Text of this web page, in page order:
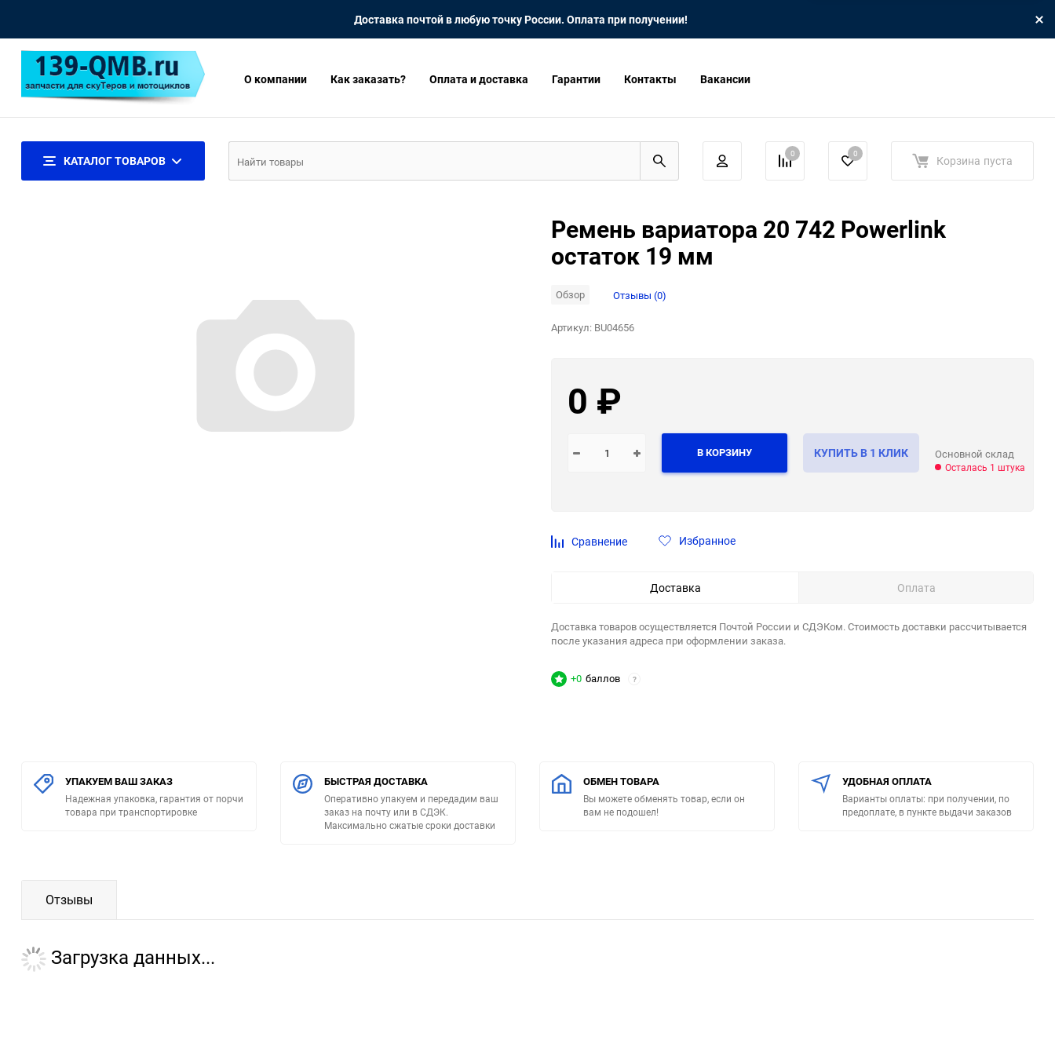
Доставка почтой в любую точку России. Оплата при получении!
О компании Как заказать? Оплата и доставка Гарантии Контакты Вакансии
КАТАЛОГ ТОВАРОВ 0 0 Корзина пуста
Ремень вариатора 20 742 Powerlink
остаток 19 мм
Обзор Отзывы (0)
Артикул: BU04656
0 ₽
В КОРЗИНУ КУПИТЬ В 1 КЛИК Основной склад
Осталась 1 штука
Сравнение Избранное
Доставка Оплата
Доставка товаров осуществляется Почтой России и СДЭКом. Стоимость доставки рассчитывается
после указания адреса при оформлении заказа.
+0 баллов ?
УПАКУЕМ ВАШ ЗАКАЗ
Надежная упаковка, гарантия от порчи
товара при транспортировке
БЫСТРАЯ ДОСТАВКА
Оперативно упакуем и передадим ваш
заказ на почту или в СДЭК.
Максимально сжатые сроки доставки
ОБМЕН ТОВАРА
Вы можете обменять товар, если он
вам не подошел!
УДОБНАЯ ОПЛАТА
Варианты оплаты: при получении, по
предоплате, в пункте выдачи заказов
Отзывы
Загрузка данных...